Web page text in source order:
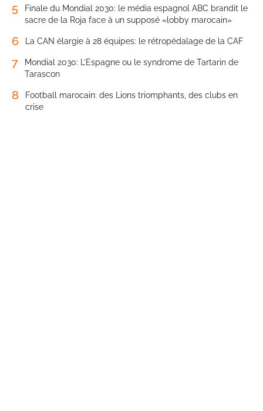
5
Finale du Mondial 2030: le média espagnol ABC brandit le
sacre de la Roja face à un supposé «lobby marocain»
6 La CAN élargie à 28 équipes: le rétropédalage de la CAF
7
Mondial 2030: L’Espagne ou le syndrome de Tartarin de
Tarascon
8
Football marocain: des Lions triomphants, des clubs en
crise